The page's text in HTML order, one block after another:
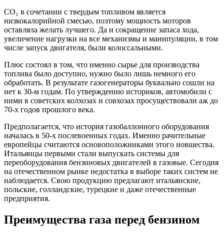
СО₂ в сочетании с твердым топливом является
низкокалорийной смесью, поэтому мощность моторов
оставляла желать лучшего. Да и сокращение запаса хода,
увеличение нагрузки на все механизмы и манипуляции, в том
числе запуск двигателя, были колоссальными.
Плюс состоял в том, что именно сырье для производства
топлива было доступно, нужно было лишь немного его
обработать. В результате газогенераторы буквально сошли на
нет к 30-м годам. По утверждению историков, автомобили с
ними в советских колхозах и совхозах просуществовали аж до
70-х годов прошлого века.
Предполагается, что история газобаллонного оборудования
началась в 50-х послевоенных годах. Именно рачительные
европейцы считаются основоположниками этого новшества.
Итальянцы первыми стали выпускать системы для
переоборудования бензиновых двигателей в газовые. Сегодня
на отечественном рынке недостатка в выборе таких систем не
наблюдается. Свою продукцию предлагают итальянские,
польские, голландские, турецкие и даже отечественные
предприятия.
Преимущества газа перед бензином